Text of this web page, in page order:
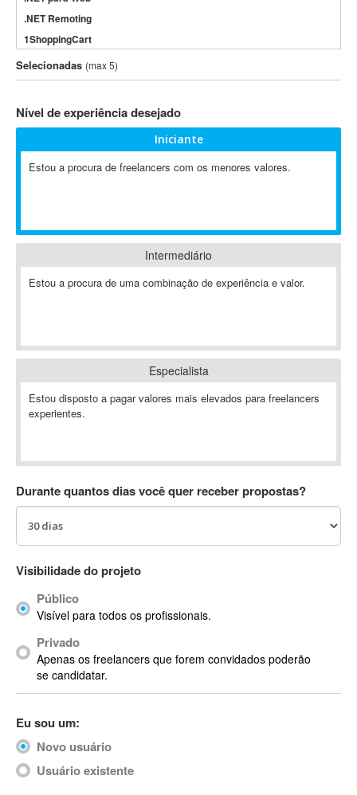
.NET Remoting
1ShoppingCart
3DS Max
3GSM
802.11
A-GPS
ABAP
Abaqus
ABBYY FineReader
Ableton
Ableton Push
Abstract
AC3
ACID Pro
ACPI
Acrobat
Acrobat X
Acronis
ACT
Actimize
ActionScript
ActionScript 3
Selecionadas (max 5)
Nível de experiência desejado
Iniciante
Estou a procura de freelancers com os menores valores.
Intermediário
Estou a procura de uma combinação de experiência e valor.
Especialista
Estou disposto a pagar valores mais elevados para freelancers
experientes.
Durante quantos dias você quer receber propostas?
Visibilidade do projeto
Público
Visível para todos os profissionais.
Privado
Apenas os freelancers que forem convidados poderão
se candidatar.
Eu sou um:
Novo usuário
Usuário existente